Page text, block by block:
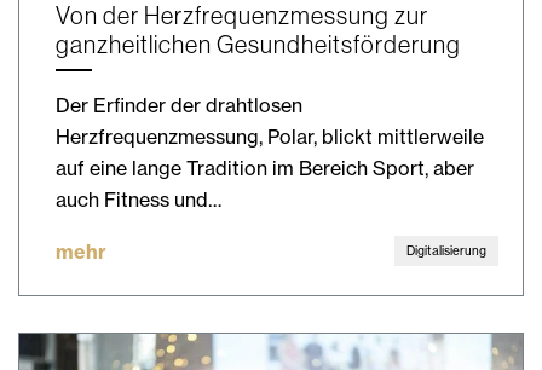
Von der Herzfrequenzmessung zur
ganzheitlichen Gesundheitsförderung
Der Erfinder der drahtlosen
Herzfrequenzmessung, Polar, blickt mittlerweile
auf eine lange Tradition im Bereich Sport, aber
auch Fitness und…
mehr Digitalisierung